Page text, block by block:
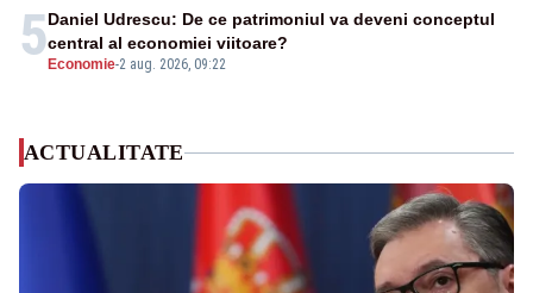
5 Economie-2 aug. 2026, 09:22
Daniel Udrescu: De ce patrimoniul va deveni conceptul
central al economiei viitoare?
ACTUALITATE